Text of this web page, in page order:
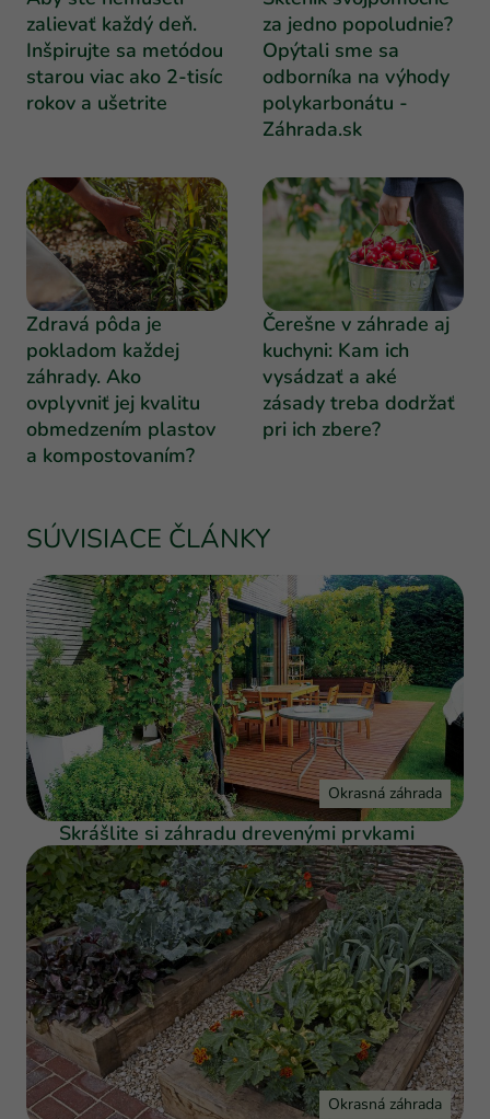
zalievať každý deň.
Inšpirujte sa metódou
starou viac ako 2-tisíc
rokov a ušetrite
za jedno popoludnie?
Opýtali sme sa
odborníka na výhody
polykarbonátu -
Záhrada.sk
Zdravá pôda je
pokladom každej
záhrady. Ako
ovplyvniť jej kvalitu
obmedzením plastov
a kompostovaním?
Čerešne v záhrade aj
kuchyni: Kam ich
vysádzať a aké
zásady treba dodržať
pri ich zbere?
SÚVISIACE ČLÁNKY
Okrasná záhrada
Skrášlite si záhradu drevenými prvkami
Okrasná záhrada